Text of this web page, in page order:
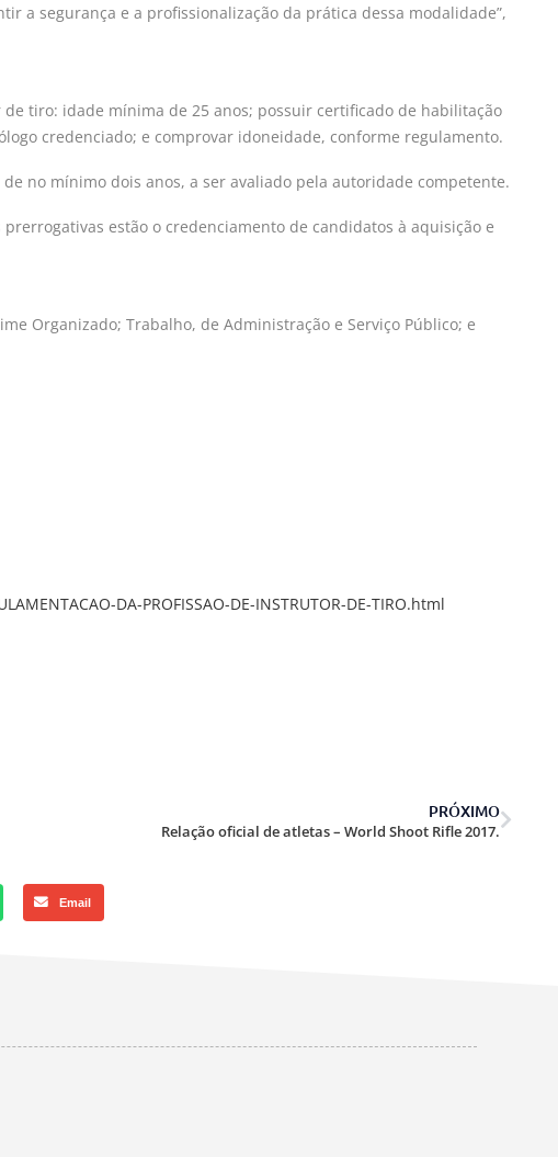
a segurança e a profissionalização da prática dessa modalidade”,
tiro: idade mínima de 25 anos; possuir certificado de habilitação
credenciado; e comprovar idoneidade, conforme regulamento.
no mínimo dois anos, a ser avaliado pela autoridade competente.
estão o credenciamento de candidatos à aquisição e
Organizado; Trabalho, de Administração e Serviço Público; e
DA-PROFISSAO-DE-INSTRUTOR-DE-TIRO.html
PRÓXIMO
Relação oficial de atletas – World Shoot Rifle 2017.
Email